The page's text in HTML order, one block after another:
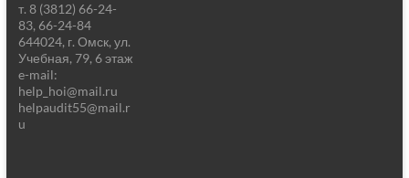
т. 8 (3812) 66-24-
83, 66-24-84
644024, г. Омск, ул.
Учебная, 79, 6 этаж
e-mail:
help_hoi@mail.ru
helpaudit55@mail.r
u